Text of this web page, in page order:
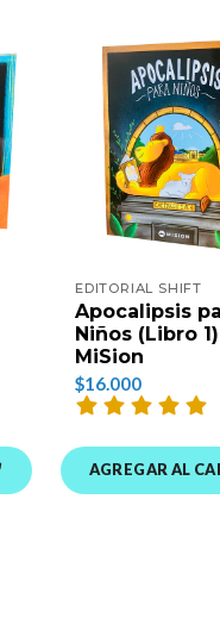
EDITORIAL SHIFT
Apocalipsis
Niños (Libro
MiSion
$16.000
AGREGAR AL